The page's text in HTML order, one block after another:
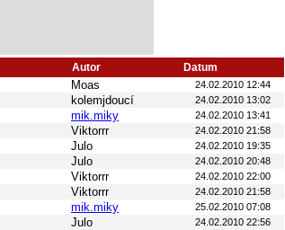
Autor Datum
Moas 24.02.2010 12:44
kolemjdoucí 24.02.2010 13:02
mik.miky 24.02.2010 13:41
Viktorrr 24.02.2010 21:58
Julo 24.02.2010 19:35
Julo 24.02.2010 20:48
Viktorrr 24.02.2010 22:00
Viktorrr 24.02.2010 21:58
mik.miky 25.02.2010 07:08
Julo 24.02.2010 22:56